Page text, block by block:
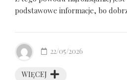
podstawowe informacje, bo
WIĘCEJ
22/05/2026